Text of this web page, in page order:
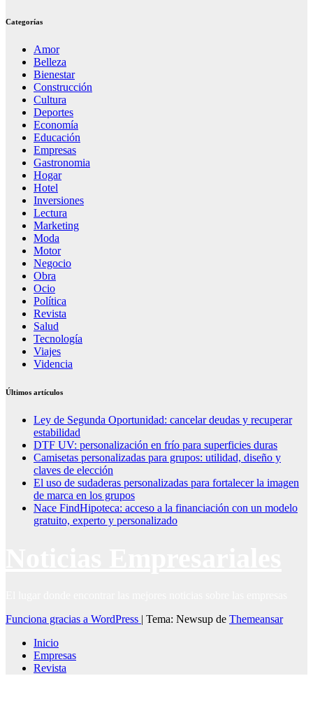
Categorías
Amor
Belleza
Bienestar
Construcción
Cultura
Deportes
Economía
Educación
Empresas
Gastronomia
Hogar
Hotel
Inversiones
Lectura
Marketing
Moda
Motor
Negocio
Obra
Ocio
Política
Revista
Salud
Tecnología
Viajes
Videncia
Últimos artículos
Ley de Segunda Oportunidad: cancelar deudas y recuperar
estabilidad
DTF UV: personalización en frío para superficies duras
Camisetas personalizadas para grupos: utilidad, diseño y
claves de elección
El uso de sudaderas personalizadas para fortalecer la imagen
de marca en los grupos
Nace FindHipoteca: acceso a la financiación con un modelo
gratuito, experto y personalizado
Funciona gracias a WordPress | Tema: Newsup de Themeansar
Inicio
Empresas
Revista